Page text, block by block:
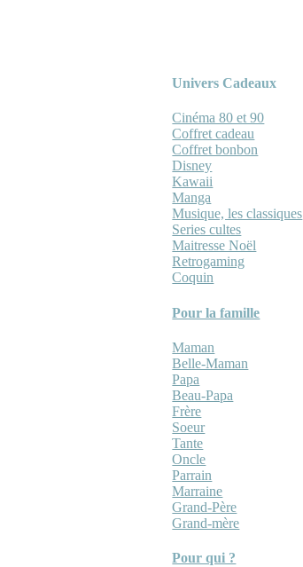
Univers Cadeaux
Cinéma 80 et 90
Coffret cadeau
Coffret bonbon
Disney
Kawaii
Manga
Musique, les classiques
Series cultes
Maitresse Noël
Retrogaming
Coquin
Pour la famille
Maman
Belle-Maman
Papa
Beau-Papa
Frère
Soeur
Tante
Oncle
Parrain
Marraine
Grand-Père
Grand-mère
Pour qui ?